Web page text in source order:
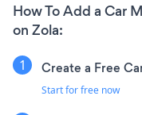
How To Add a Car
on Zola:
Create a Free
Start for free now